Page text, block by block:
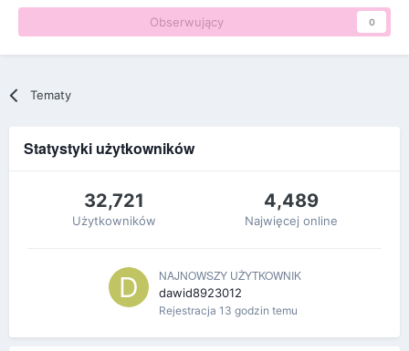
Obserwujący 0
Tematy
Statystyki użytkowników
32,721
Użytkowników
4,489
Najwięcej online
NAJNOWSZY UŻYTKOWNIK
dawid8923012
Rejestracja 13 godzin temu